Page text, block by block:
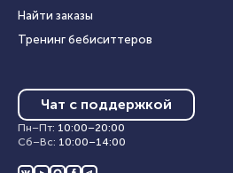
Найти заказы
Тренинг бебиситтеров
Чат с поддержкой
Пн–Пт: 10:00–20:00
Сб–Вс: 10:00–14:00